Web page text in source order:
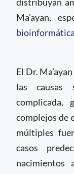
Ma’ayan,
bioinformática
El Dr.
las causas
complicada,
complejos de
múltiples
casos
nacimientos